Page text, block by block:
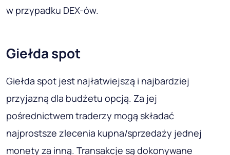
w przypadku DEX-ów.
Giełda spot
Giełda spot jest najłatwiejszą i najbardziej
przyjazną dla budżetu opcją. Za jej
pośrednictwem traderzy mogą składać
najprostsze zlecenia kupna/sprzedaży jednej
monety za inną. Transakcje są dokonywane